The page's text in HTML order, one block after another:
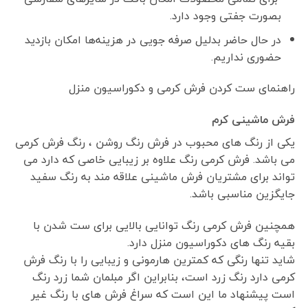
بصورت جفتی وجود دارد.
در حال حاضر بدلیل صرفه جویی در هزینه‌ها امکان بازدید
حضوری نداریم.
راهنمای ست کردن فرش کرمی و دکوراسیون منزل
فرش ماشینی کرم
یکی از رنگ های محبوب در فرش رنگ روشن ، رنگ فرش کرمی
می باشد. فرش کرمی رنگ علاوه بر زیبایی خاصی که دارد می
تواند برای مشتریان فرش ماشینی علاقه مند به رنگ سفید
جایگزین مناسبی باشد.
همچنین فرش کرمی رنگ توانایی بالایی برای ست شدن با
بقیه رنگ های دکوراسیون منزل دارد.
شاید تنها رنگی که کمترین هارمونی و زیبایی را با رنگ فرش
کرمی دارد رنگ زرد است، بنابراین اگر مبلمان شما زرد رنگ
است پیشنهاد ما این است که سراغ فرش های با رنگ غیر